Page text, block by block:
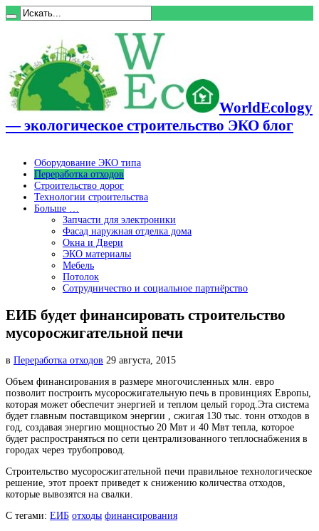
WorldEcology
— экологическое строительство ЭКО блог
Оборудование ЭКО типа
Переработка отходов
Строительство дорог
Технологии строительства
Больше …
Запчасти для электроники
Фасад наружная отделка дома
Окна и Двери
ЭКО материалы
Мебель
Потолок
Сотрудничество и социальное партнёрство
ЕИБ будет финансировать строительство
мусоросжигательной печи
в Переработка отходов 29 августа, 2015
Объем финансирования в размере многочисленных млн. евро
позволит построить мусоросжигательную печь в провинциях Европы,
которая может обеспечит энергией и теплом целый город.Эта система
будет главным поставщиком энергии , сжигая 130 тыс. тонн отходов в
год, создавая энергию мощностью 20 Мвт и 40 Мвт тепла, которое
будет распространяться по сети централизованного теплоснабжения в
городах через трубопровод.
Строительство мусоросжигательной печи правильное технологическое
решение, этот проект приведет к снижению количества отходов,
которые вывозятся на свалки.
С тегами: ЕИБ отходы финансирования